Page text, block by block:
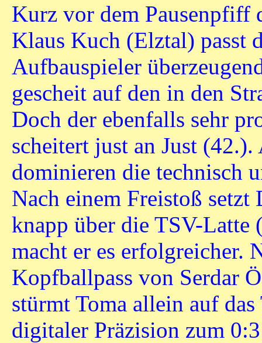
Kurz vor dem Pausenpfiff
Klaus Kuch (Elztal) passt
Aufbauspieler
gescheit auf den in den
Doch der ebenfalls sehr
scheitert just an Just
dominieren die technisch
Nach einem Freistoß
knapp über die TSV-Latte
macht er es erfolgreicher.
Kopfballpass von Serdar
stürmt Toma allein auf
digitaler Präzision zum